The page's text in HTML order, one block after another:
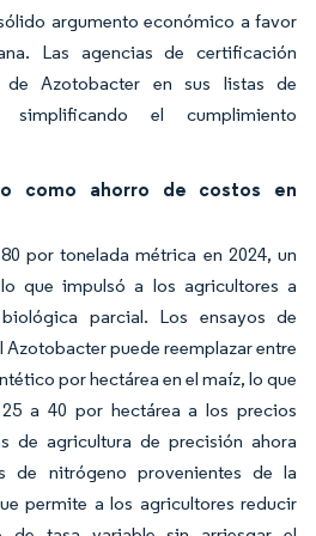
argumento económico a favor
Las agencias de certificación
de Azotobacter en sus listas de
simplificando el cumplimiento
como ahorro de costos en
por tonelada métrica en 2024, un
que impulsó a los agricultores a
parcial. Los ensayos de
puede reemplazar entre
por hectárea en el maíz, lo que
a 40 por hectárea a los precios
de agricultura de precisión ahora
de nitrógeno provenientes de la
permite a los agricultores reducir